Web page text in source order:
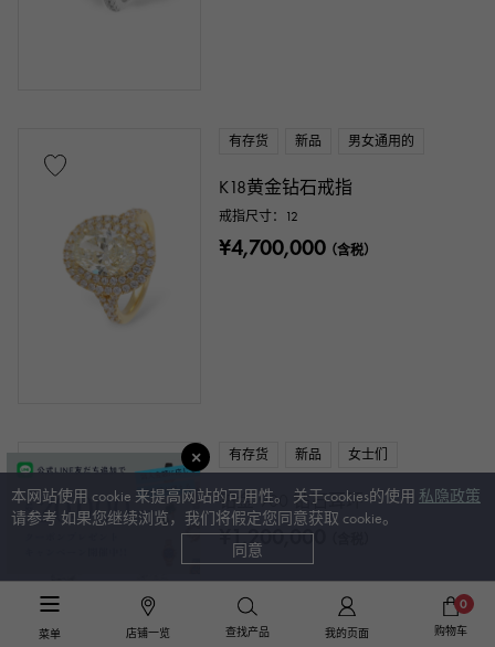
菜单 店铺一览 查找产品 我的页面
0
购物车
有存货 新品 男女通用的
K18黄金钻石戒指
戒指尺寸：12
¥4,700,000（含税）
有存货 新品 女士们
铂金 900 钻石耳环
¥1,200,000
本网站使用 cookie 来提高网站的可用性。 关于cookies的使用 私隐政策
请参考 如果您继续浏览，我们将假定您同意获取 cookie。
同意